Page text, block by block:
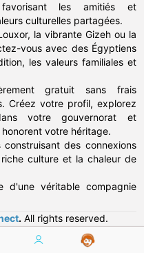
favorisant les amitiés et
culturelles partagées.
la vibrante Gizeh ou la
vous avec des Égyptiens
les valeurs familiales et
gratuit sans frais
Créez votre profil, explorez
votre gouvernorat et
votre héritage.
des connexions
culture et la chaleur de
d'une véritable compagnie
. All rights reserved.